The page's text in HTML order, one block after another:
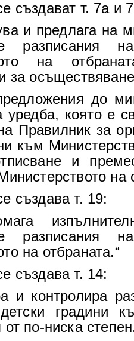
създават т. 7а и
и предлага на
разписания
на
за
до
уредба, която е
Правилник за
към
и
на
създава т. 19:
разписания
на отбраната.“
създава т. 14:
и контролира
градини
по-ниска